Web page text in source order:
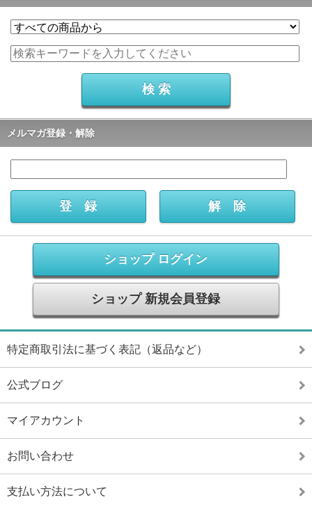
メルマガ登録・解除
ショップ ログイン
ショップ 新規会員登録
特定商取引法に基づく表記（返品など）
公式ブログ
マイアカウント
お問い合わせ
支払い方法について